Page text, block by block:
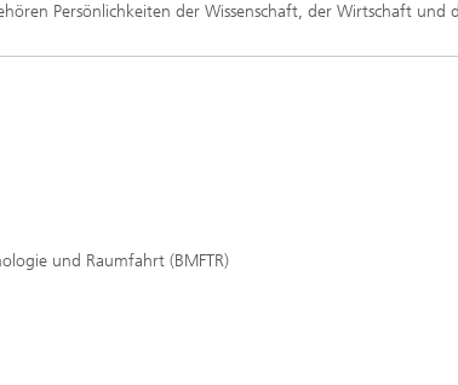
Persönlichkeiten der Wissenschaft, der Wirtschaft und
und Raumfahrt (BMFTR)